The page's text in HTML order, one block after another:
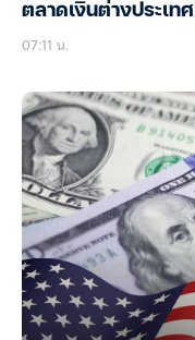
ตลาดเงินต่างประเทศ
07:11 น.